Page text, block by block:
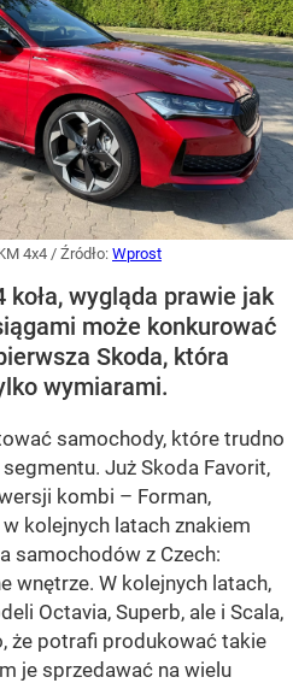
4x4 / Źródło: Wprost
koła, wygląda prawie jak
może konkurować
Skoda, która
wymiarami.
samochody, które trudno
Już Skoda Favorit,
kombi – Forman,
kolejnych latach znakiem
samochodów z Czech:
wnętrze. W kolejnych latach,
Octavia, Superb, ale i Scala,
że potrafi produkować takie
je sprzedawać na wielu